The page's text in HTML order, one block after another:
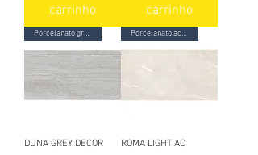
carrinho
carrinho
Porcelanato granilhado
DUNA GREY DECOR
Porcelanato acetinado
ROMA LIGHT AC